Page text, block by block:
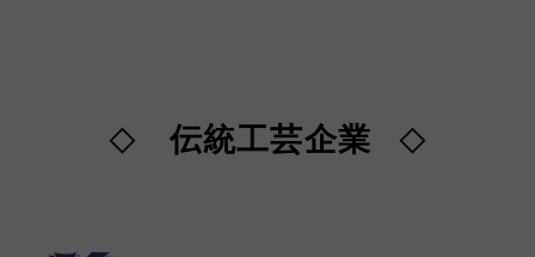
◇ 伝統工芸企業 ◇